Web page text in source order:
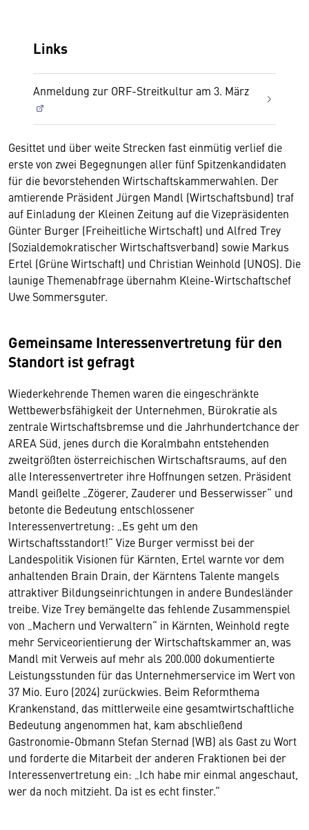
Links
Anmeldung zur ORF-Streitkultur am 3. März
Gesittet und über weite Strecken fast einmütig verlief die
erste von zwei Begegnungen aller fünf Spitzenkandidaten
für die bevorstehenden Wirtschaftskammerwahlen. Der
amtierende Präsident Jürgen Mandl (Wirtschaftsbund) traf
auf Einladung der Kleinen Zeitung auf die Vizepräsidenten
Günter Burger (Freiheitliche Wirtschaft) und Alfred Trey
(Sozialdemokratischer Wirtschaftsverband) sowie Markus
Ertel (Grüne Wirtschaft) und Christian Weinhold (UNOS). Die
launige Themenabfrage übernahm Kleine-Wirtschaftschef
Uwe Sommersguter.
Gemeinsame Interessenvertretung für den
Standort ist gefragt
Wiederkehrende Themen waren die eingeschränkte
Wettbewerbsfähigkeit der Unternehmen, Bürokratie als
zentrale Wirtschaftsbremse und die Jahrhundertchance der
AREA Süd, jenes durch die Koralmbahn entstehenden
zweitgrößten österreichischen Wirtschaftsraums, auf den
alle Interessenvertreter ihre Hoffnungen setzen. Präsident
Mandl geißelte „Zögerer, Zauderer und Besserwisser“ und
betonte die Bedeutung entschlossener
Interessenvertretung: „Es geht um den
Wirtschaftsstandort!“ Vize Burger vermisst bei der
Landespolitik Visionen für Kärnten, Ertel warnte vor dem
anhaltenden Brain Drain, der Kärntens Talente mangels
attraktiver Bildungseinrichtungen in andere Bundesländer
treibe. Vize Trey bemängelte das fehlende Zusammenspiel
von „Machern und Verwaltern“ in Kärnten, Weinhold regte
mehr Serviceorientierung der Wirtschaftskammer an, was
Mandl mit Verweis auf mehr als 200.000 dokumentierte
Leistungsstunden für das Unternehmerservice im Wert von
37 Mio. Euro (2024) zurückwies. Beim Reformthema
Krankenstand, das mittlerweile eine gesamtwirtschaftliche
Bedeutung angenommen hat, kam abschließend
Gastronomie-Obmann Stefan Sternad (WB) als Gast zu Wort
und forderte die Mitarbeit der anderen Fraktionen bei der
Interessenvertretung ein: „Ich habe mir einmal angeschaut,
wer da noch mitzieht. Da ist es echt finster.“